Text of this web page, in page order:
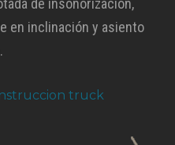
de insonorización,
en inclinación y asiento